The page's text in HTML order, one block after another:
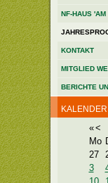
NF-HAUS
KONTAKT
MITGLIED
BERICHTE
KALENDER
«<
Mo
27
3